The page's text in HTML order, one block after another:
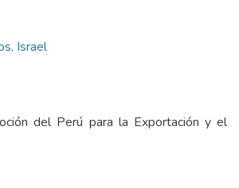
Israel
del Perú para la Exportación y el